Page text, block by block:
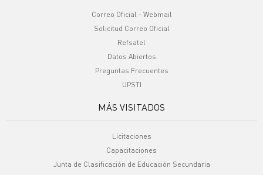
Correo Oficial - Webmail
Solicitud Correo Oficial
Refsatel
Datos Abiertos
Preguntas Frecuentes
UPSTI
MÁS VISITADOS
Licitaciones
Capacitaciones
Junta de Clasificación de Educación Secundaria